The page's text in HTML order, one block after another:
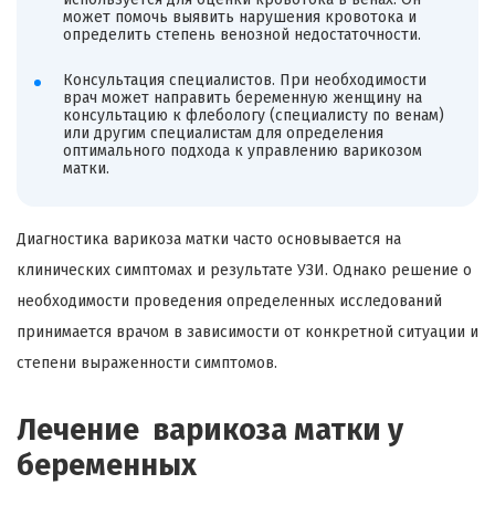
может помочь выявить нарушения кровотока и
определить степень венозной недостаточности.
Консультация специалистов. При необходимости
врач может направить беременную женщину на
консультацию к флебологу (специалисту по венам)
или другим специалистам для определения
оптимального подхода к управлению варикозом
матки.
Диагностика варикоза матки часто основывается на
клинических симптомах и результате УЗИ. Однако решение о
необходимости проведения определенных исследований
принимается врачом в зависимости от конкретной ситуации и
степени выраженности симптомов.
Лечение варикоза матки у
беременных